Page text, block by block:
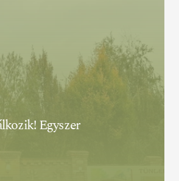
Egyszer